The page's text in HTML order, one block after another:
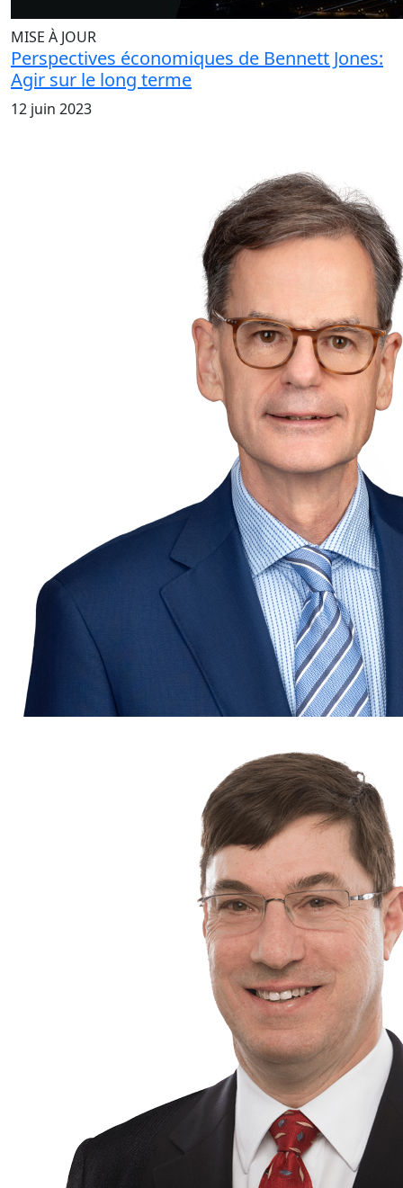
MISE À JOUR
Perspectives économiques de Bennett Jones:
Agir sur le long terme
12 juin 2023